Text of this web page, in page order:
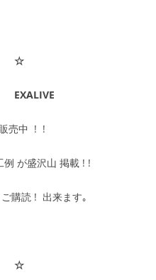
売中 ! !
が盛沢山 掲載 ! !
購読 ! 出来ます｡